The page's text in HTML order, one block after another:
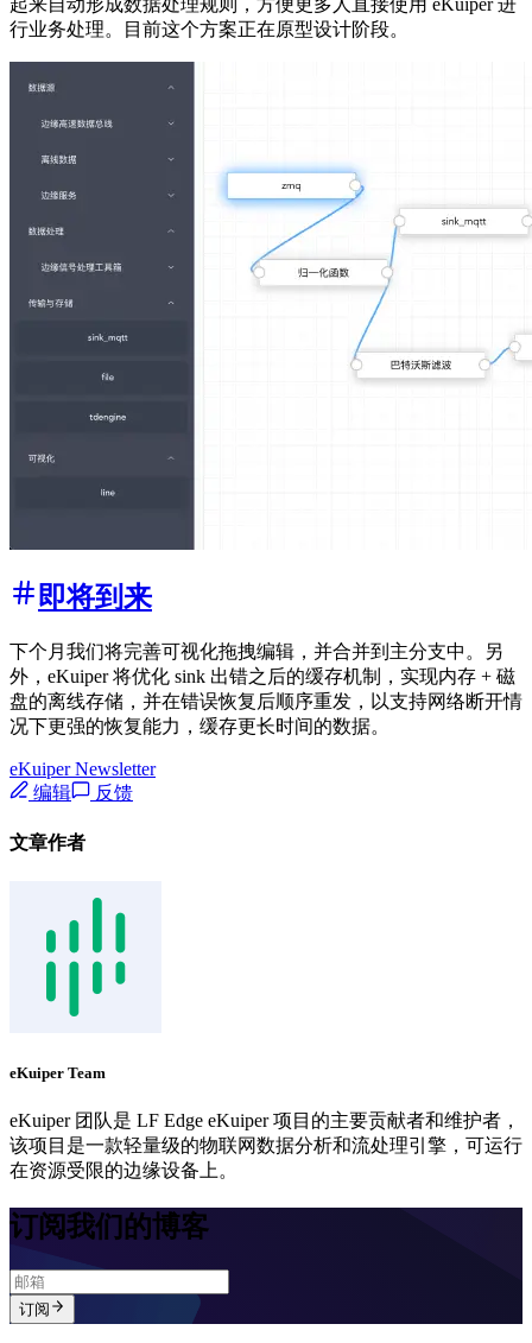
行业务处理。目前这个方案正在原型设计阶段。
即将到来
下个月我们将完善可视化拖拽编辑，并合并到主分支中。另
外，eKuiper 将优化 sink 出错之后的缓存机制，实现内存 + 磁
盘的离线存储，并在错误恢复后顺序重发，以支持网络断开情
况下更强的恢复能力，缓存更长时间的数据。
eKuiper Newsletter
编辑
反馈
文章作者
eKuiper Team
eKuiper 团队是 LF Edge eKuiper 项目的主要贡献者和维护者，
该项目是一款轻量级的物联网数据分析和流处理引擎，可运行
在资源受限的边缘设备上。
订阅我们的博客
订阅